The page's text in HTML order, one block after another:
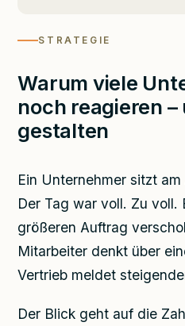
STRATEGIE
Warum viele
noch reagieren
gestalten
Ein Unternehmer sitzt
Der Tag war voll. Zu voll.
größeren Auftrag
Mitarbeiter denkt über
Vertrieb meldet
Der Blick geht auf die